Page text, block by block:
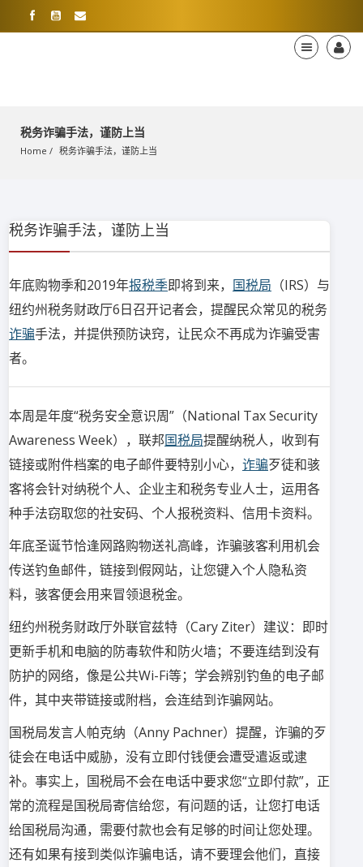
税务诈骗手法，谨防上当
Home 税务诈骗手法，谨防上当
税务诈骗手法，谨防上当
年底购物季和2019年报税季即将到来， 国税局 （IRS）与
纽约州税务财政厅6日召开记者会，提醒民众常见的税务
诈骗手法，并提供预防诀窍，让民众不再成为诈骗受害
者。
本周是年度“税务安全意识周”（National Tax Security
Awareness Week），联邦国税局提醒纳税人，收到有
链接或附件档案的电子邮件要特别小心， 诈骗歹徒和骇
客将会针对纳税个人、企业主和税务专业人士，运用各
种手法窃取您的社安码、个人报税资料、信用卡资料。
年底圣诞节恰逢网路购物送礼高峰，诈骗骇客利用机会
传送钓鱼邮件，链接到假网站，让您键入个人隐私资
料，骇客便会用来冒领退税金。
纽约州税务财政厅外联官兹特（Cary Ziter）建议：即时
更新手机和电脑的防毒软件和防火墙；不要连结到没有
防护的网络，像是公共Wi-Fi等；学会辨别钓鱼的电子邮
件，其中夹带链接或附档，会连结到诈骗网站。
国税局发言人帕克纳（Anny Pachner）提醒，诈骗的歹
徒会在电话中威胁，没有立即付钱便会遭受遣返或逮
补。事实上，国税局不会在电话中要求您“立即付款”，正
常的流程是国税局寄信给您，有问题的话，让您打电话
给国税局沟通，需要付款也会有足够的时间让您处理。
还有如果有接到类似诈骗电话，请不要理会他们，直接